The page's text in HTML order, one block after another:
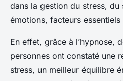
dans la gestion du stress, du
émotions, facteurs
En effet, grâce à l’hypnose,
personnes ont constaté une
stress, un meilleur équilibre